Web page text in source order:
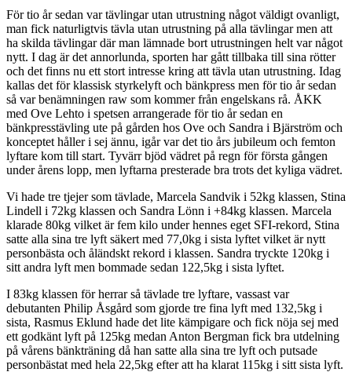
För tio år sedan var tävlingar utan utrustning något väldigt ovanligt,
man fick naturligtvis tävla utan utrustning på alla tävlingar men att
ha skilda tävlingar där man lämnade bort utrustningen helt var något
nytt. I dag är det annorlunda, sporten har gått tillbaka till sina rötter
och det finns nu ett stort intresse kring att tävla utan utrustning. Idag
kallas det för klassisk styrkelyft och bänkpress men för tio år sedan
så var benämningen raw som kommer från engelskans rå. ÅKK
med Ove Lehto i spetsen arrangerade för tio år sedan en
bänkpresstävling ute på gården hos Ove och Sandra i Bjärström och
konceptet håller i sej ännu, igår var det tio års jubileum och femton
lyftare kom till start. Tyvärr bjöd vädret på regn för första gången
under årens lopp, men lyftarna presterade bra trots det kyliga vädret.
Vi hade tre tjejer som tävlade, Marcela Sandvik i 52kg klassen, Stina
Lindell i 72kg klassen och Sandra Lönn i +84kg klassen. Marcela
klarade 80kg vilket är fem kilo under hennes eget SFI-rekord, Stina
satte alla sina tre lyft säkert med 77,0kg i sista lyftet vilket är nytt
personbästa och åländskt rekord i klassen. Sandra tryckte 120kg i
sitt andra lyft men bommade sedan 122,5kg i sista lyftet.
I 83kg klassen för herrar så tävlade tre lyftare, vassast var
debutanten Philip Åsgård som gjorde tre fina lyft med 132,5kg i
sista, Rasmus Eklund hade det lite kämpigare och fick nöja sej med
ett godkänt lyft på 125kg medan Anton Bergman fick bra utdelning
på vårens bänkträning då han satte alla sina tre lyft och putsade
personbästat med hela 22,5kg efter att ha klarat 115kg i sitt sista lyft.